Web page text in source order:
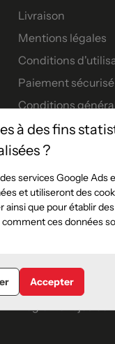
Livraison
Mentions légales
Conditions
Paiement sécurisé
Conditions
Garanties
Tous nos
Financement
Les services
Règlement jeu
Catalogue
à des fins
?
services Google Ads
et utiliseront des
que pour établir
ces données
Accepter